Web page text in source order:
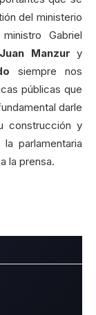
del ministerio
Gabriel
Juan Manzur y
siempre nos
públicas que
darle
construcción y
parlamentaria
la prensa.